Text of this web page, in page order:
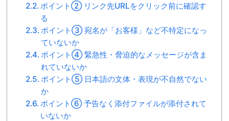
ポイント② リンク先URLをクリック前に確認す
る
ポイント③ 宛名が「お客様」など不特定になっ
ていないか
ポイント④ 緊急性・脅迫的なメッセージが含ま
れていないか
ポイント⑤ 日本語の文体・表現が不自然でない
か
ポイント⑥ 予告なく添付ファイルが添付されて
いないか